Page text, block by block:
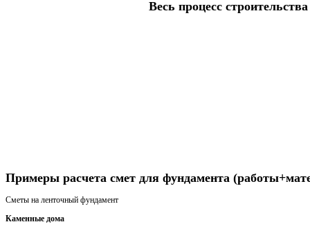
Весь процесс
Примеры расчета смет для фундамента
Сметы на ленточный фундамент
Каменные дома